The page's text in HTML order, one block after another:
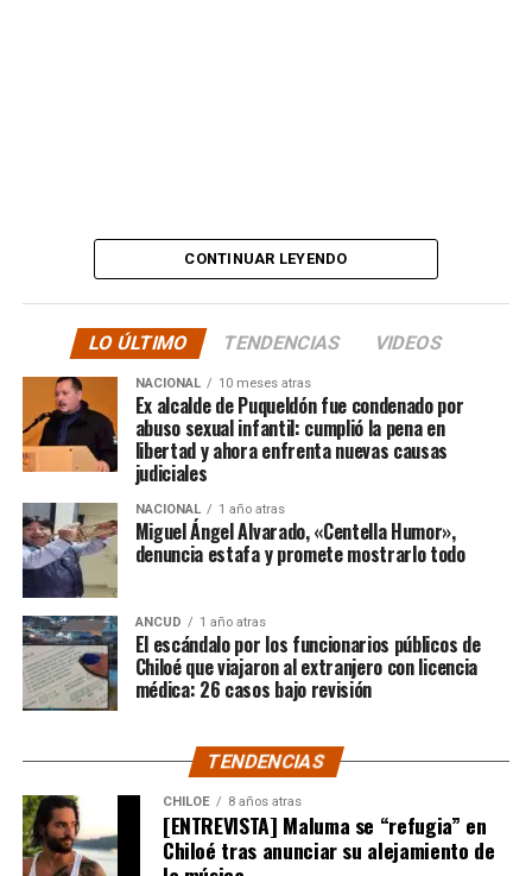
tele y donde sea para
hacer justicia.”
quienes lo han acompañado desde que compartió lo
ocurrido:
“Gracias a todos por el
apoyo!!!!”
Por el momento, las personas aludidas no han emitido
declaraciones públicas. La historia, según Centella,
recién comienza y, el mencionado posteo, ha generado
comentarios de todo tipo, en su gran mayoría, a favor
del humorista de Punta Arenas.
CONTINUAR LEYENDO
LO ÚLTIMO TENDENCIAS VIDEOS
NACIONAL 10 meses atras
Ex alcalde de Puqueldón fue condenado por
abuso sexual infantil: cumplió la pena en
libertad y ahora enfrenta nuevas causas
judiciales
NACIONAL 1 año atras
Miguel Ángel Alvarado, «Centella Humor»,
denuncia estafa y promete mostrarlo todo
ANCUD 1 año atras
El escándalo por los funcionarios públicos de
Chiloé que viajaron al extranjero con licencia
médica: 26 casos bajo revisión
TENDENCIAS
CHILOE 8 años atras
[ENTREVISTA] Maluma se “refugia” en
Chiloé tras anunciar su alejamiento de